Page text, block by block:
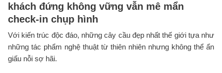
khách đứng không vững vẫn mê mẩn
check-in chụp hình
Với kiến trúc độc đáo, những cây cầu đẹp nhất thế giới tựa như
những tác phẩm nghệ thuật từ thiên nhiên nhưng không thể ẩn
giấu nỗi sợ hãi.